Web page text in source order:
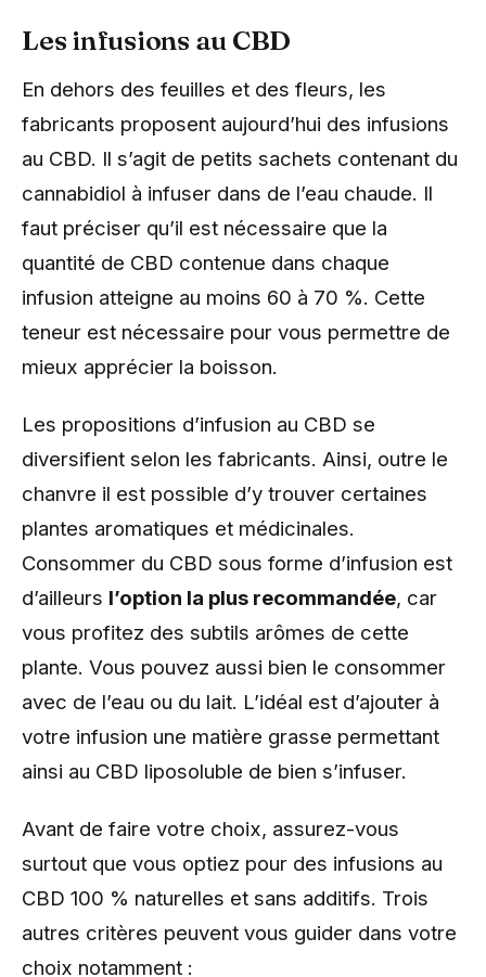
Les infusions au CBD
En dehors des feuilles et des fleurs, les
fabricants proposent aujourd’hui des infusions
au CBD. Il s’agit de petits sachets contenant du
cannabidiol à infuser dans de l’eau chaude. Il
faut préciser qu’il est nécessaire que la
quantité de CBD contenue dans chaque
infusion atteigne au moins 60 à 70 %. Cette
teneur est nécessaire pour vous permettre de
mieux apprécier la boisson.
Les propositions d’infusion au CBD se
diversifient selon les fabricants. Ainsi, outre le
chanvre il est possible d’y trouver certaines
plantes aromatiques et médicinales.
Consommer du CBD sous forme d’infusion est
d’ailleurs l’option la plus recommandée, car
vous profitez des subtils arômes de cette
plante. Vous pouvez aussi bien le consommer
avec de l’eau ou du lait. L’idéal est d’ajouter à
votre infusion une matière grasse permettant
ainsi au CBD liposoluble de bien s’infuser.
Avant de faire votre choix, assurez-vous
surtout que vous optiez pour des infusions au
CBD 100 % naturelles et sans additifs. Trois
autres critères peuvent vous guider dans votre
choix notamment :